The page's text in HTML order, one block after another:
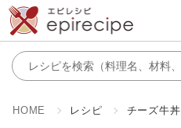
HOME レシピ チーズ牛丼